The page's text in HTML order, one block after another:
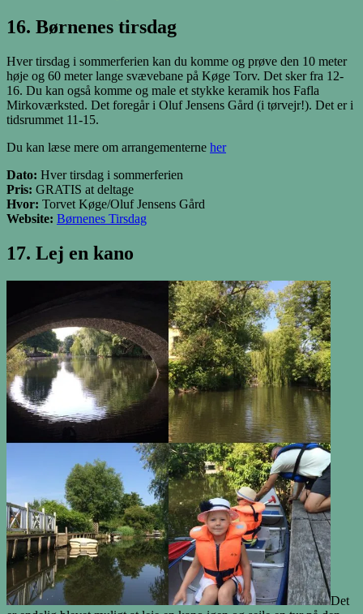
16. Børnenes tirsdag
Hver tirsdag i sommerferien kan du komme og prøve den 10 meter
høje og 60 meter lange svævebane på Køge Torv. Det sker fra 12-
16. Du kan også komme og male et stykke keramik hos Fafla
Mirkoværksted. Det foregår i Oluf Jensens Gård (i tørvejr!). Det er i
tidsrummet 11-15.
Du kan læse mere om arrangementerne her
Dato: Hver tirsdag i sommerferien
Pris: GRATIS at deltage
Hvor: Torvet Køge/Oluf Jensens Gård
Website: Børnenes Tirsdag
17. Lej en kano
Det